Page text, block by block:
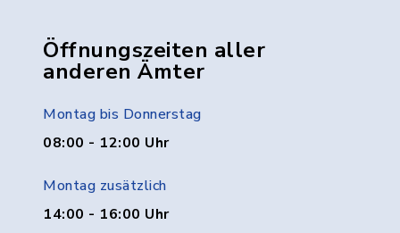
Öffnungszeiten aller
anderen Ämter
Montag bis Donnerstag
08:00 - 12:00 Uhr
Montag zusätzlich
14:00 - 16:00 Uhr